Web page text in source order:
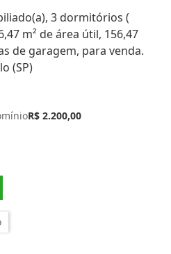
3 dormitórios (
m² de área útil, 156,47
de garagem, para venda.
(SP)
R$ 2.200,00